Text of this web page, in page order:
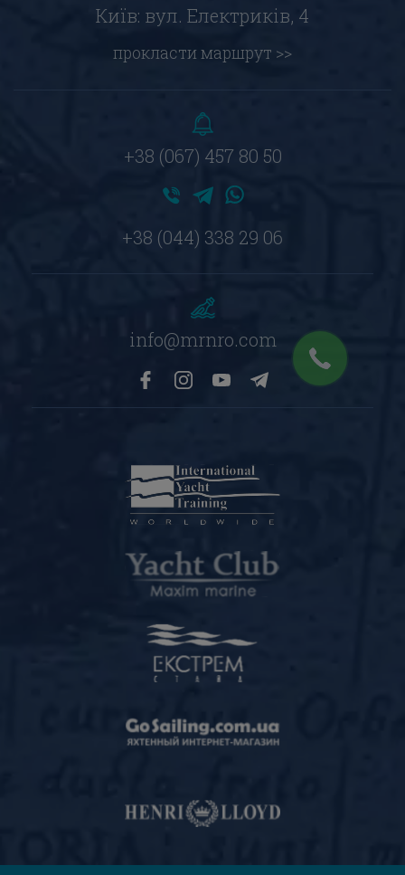
Київ: вул. Електриків, 4
прокласти маршрут >>
+38 (067) 457 80 50
+38 (044) 338 29 06
info@mrnro.com